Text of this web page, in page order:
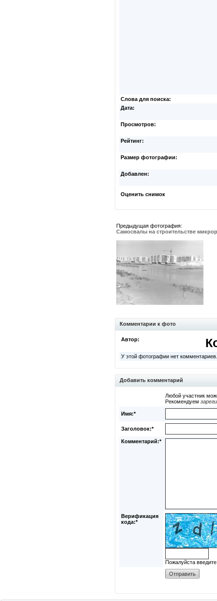
Слова для поиска:
Дата:
Просмотров:
Рейтинг:
Размер фотографии:
Добавлен:
Оценить снимок
Предыдущая фотография:
Самосвалы на строительстве
Комментарии к фото
Автор:
У этой фотографии нет комментариев.
Добавить комментарий
Любой участник
Рекомендуем
Имя:*
Заголовок:*
Комментарий:*
Верификация
кода:*
Пожалуйста